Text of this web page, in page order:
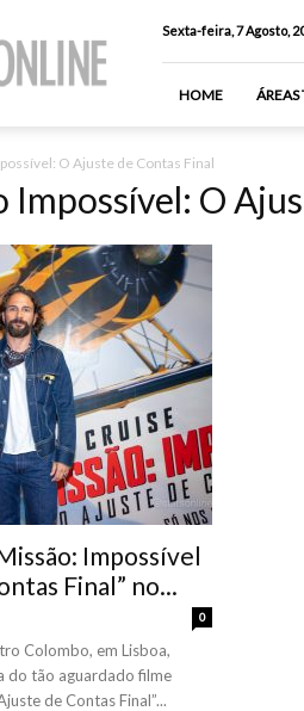
Sexta-feira, 7 Agosto,
HOME ÁREAS
O Ajuste de Contas Final
Impossível: O
Impossível
Final” no...
0
Colombo, em Lisboa,
do tão aguardado filme
de Contas Final”...